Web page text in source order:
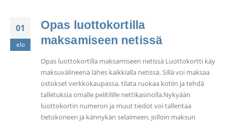
01
elo
Opas luottokortilla
maksamiseen netissä
Opas luottokortilla maksamiseen netissä Luottokortti käy
maksuvälineenä lähes kaikkialla netissä. Sillä voi maksaa
ostokset verkkokaupassa, tilata ruokaa kotiin ja tehdä
talletuksia omalle pelitilille nettikasinolla.Nykyään
luottokortin numeron ja muut tiedot voi tallentaa
tietokoneen ja kännykän selaimeen, jolloin maksun